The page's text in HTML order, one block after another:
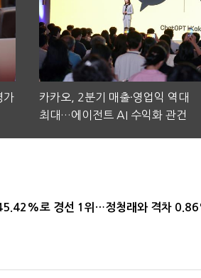
가
카카오, 2분기 매출·영업익 역대
최대…에이전트 AI 수익화 관건
로 경선 1위…정청래와 격차